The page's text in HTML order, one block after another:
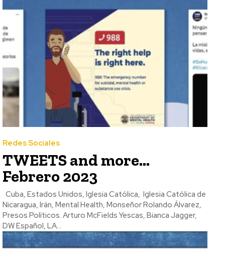
Redes Sociales
TWEETS and more…
Febrero 2023
Nicaragua, Irán, Mental Health, Monseñor Rolando Álvarez,
Presos Políticos. Arturo McFields Yescas, Bianca Jagger,
DW Español, LA...